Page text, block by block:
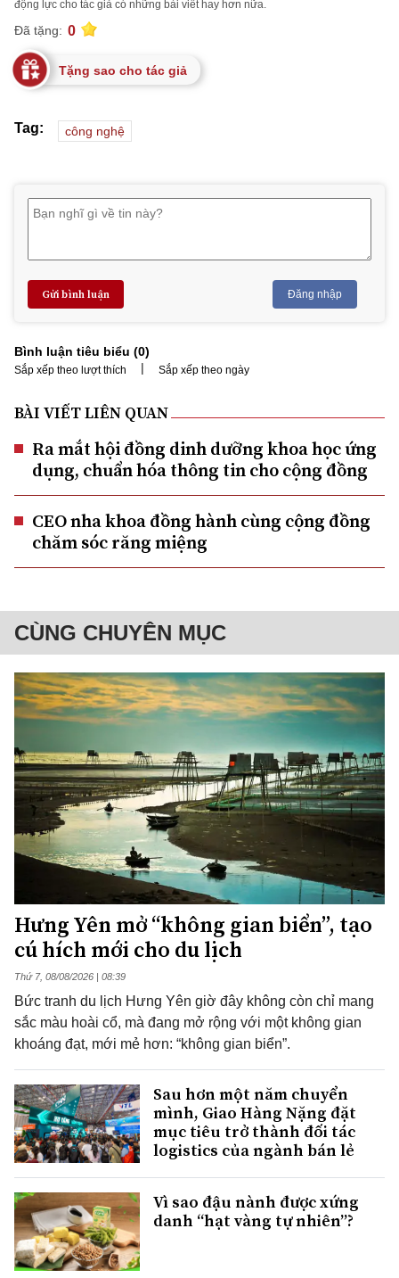
động lực cho tác giả có những bài viết hay hơn nữa.
Đã tặng: 0
Tặng sao cho tác giả
Tag: công nghệ
Gửi bình luận Đăng nhập
Bình luận tiêu biểu (0)
Sắp xếp theo lượt thích | Sắp xếp theo ngày
BÀI VIẾT LIÊN QUAN
Ra mắt hội đồng dinh dưỡng khoa học ứng
dụng, chuẩn hóa thông tin cho cộng đồng
CEO nha khoa đồng hành cùng cộng đồng
chăm sóc răng miệng
CÙNG CHUYÊN MỤC
Hưng Yên mở “không gian biển”, tạo
cú hích mới cho du lịch
Thứ 7, 08/08/2026 | 08:39
Bức tranh du lịch Hưng Yên giờ đây không còn chỉ mang
sắc màu hoài cổ, mà đang mở rộng với một không gian
khoáng đạt, mới mẻ hơn: “không gian biển”.
Sau hơn một năm chuyển
mình, Giao Hàng Nặng đặt
mục tiêu trở thành đối tác
logistics của ngành bán lẻ
Vì sao đậu nành được xứng
danh “hạt vàng tự nhiên”?